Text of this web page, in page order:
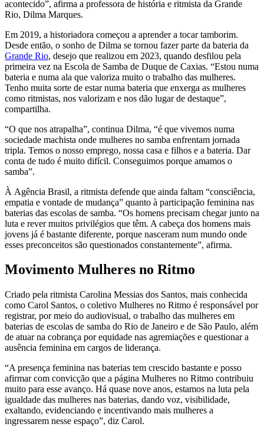
acontecido”, afirma a professora de história e ritmista da Grande
Rio, Dilma Marques.
Em 2019, a historiadora começou a aprender a tocar tamborim.
Desde então, o sonho de Dilma se tornou fazer parte da bateria da
Grande Rio, desejo que realizou em 2023, quando desfilou pela
primeira vez na Escola de Samba de Duque de Caxias. “Estou numa
bateria e numa ala que valoriza muito o trabalho das mulheres.
Tenho muita sorte de estar numa bateria que enxerga as mulheres
como ritmistas, nos valorizam e nos dão lugar de destaque”,
compartilha.
“O que nos atrapalha”, continua Dilma, “é que vivemos numa
sociedade machista onde mulheres no samba enfrentam jornada
tripla. Temos o nosso emprego, nossa casa e filhos e a bateria. Dar
conta de tudo é muito difícil. Conseguimos porque amamos o
samba”.
À Agência Brasil, a ritmista defende que ainda faltam “consciência,
empatia e vontade de mudança” quanto à participação feminina nas
baterias das escolas de samba. “Os homens precisam chegar junto na
luta e rever muitos privilégios que têm. A cabeça dos homens mais
jovens já é bastante diferente, porque nasceram num mundo onde
esses preconceitos são questionados constantemente”, afirma.
Movimento Mulheres no Ritmo
Criado pela ritmista Carolina Messias dos Santos, mais conhecida
como Carol Santos, o coletivo Mulheres no Ritmo é responsável por
registrar, por meio do audiovisual, o trabalho das mulheres em
baterias de escolas de samba do Rio de Janeiro e de São Paulo, além
de atuar na cobrança por equidade nas agremiações e questionar a
ausência feminina em cargos de liderança.
“A presença feminina nas baterias tem crescido bastante e posso
afirmar com convicção que a página Mulheres no Ritmo contribuiu
muito para esse avanço. Há quase nove anos, estamos na luta pela
igualdade das mulheres nas baterias, dando voz, visibilidade,
exaltando, evidenciando e incentivando mais mulheres a
ingressarem nesse espaço”, diz Carol.